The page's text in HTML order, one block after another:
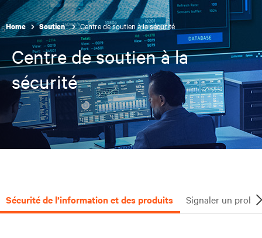
Home Soutien Centre de soutien à la sécurité
Centre de soutien à la
sécurité
Sécurité de l’information et des produits Signaler un